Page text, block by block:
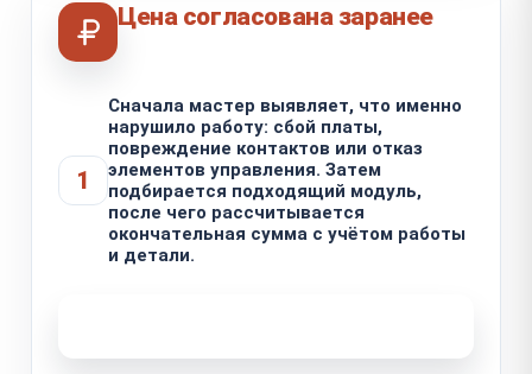
Цена согласована заранее
1
Сначала мастер выявляет, что именно
нарушило работу: сбой платы,
повреждение контактов или отказ
элементов управления. Затем
подбирается подходящий модуль,
после чего рассчитывается
окончательная сумма с учётом работы
и детали.